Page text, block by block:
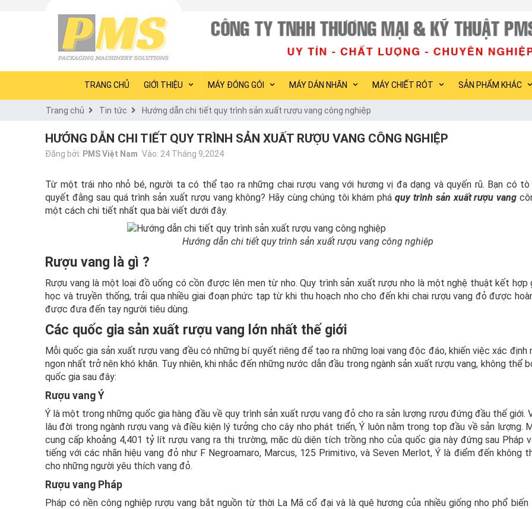
PMS
TRANG CHỦ GIỚI THIỆU MÁY ĐÓNG GÓI MÁY DÁN NHÃN MÁY CHIẾT RÓT SẢN PHẨM KHÁC
Trang chủ Tin tức Hướng dẫn chi tiết quy trình sản xuất rượu vang công nghiệp
HƯỚNG DẪN CHI TIẾT QUY TRÌNH SẢN XUẤT RƯỢU VANG CÔNG NGHIỆP
Đăng bởi: PMS Việt Nam Vào: 24 Tháng 9,2024
Từ một trái nho nhỏ bé, người ta có thể tạo ra những chai rượu vang với hương vị đa dạng và quyến rũ. Bạn có
quyết đằng sau quá trình sản xuất rượu vang không? Hãy cùng chúng tôi khám phá quy trình sản xuất rượu vang
một cách chi tiết nhất qua bài viết dưới đây.
Hướng dẫn chi tiết quy trình sản xuất rượu vang công nghiệp
Rượu vang là gì ?
Rượu vang là một loại đồ uống có cồn được lên men từ nho. Quy trình sản xuất rượu nho là một nghệ thuật kết hợp
học và truyền thống, trải qua nhiều giai đoạn phức tạp từ khi thu hoạch nho cho đến khi chai rượu vang đỏ được
được đưa đến tay người tiêu dùng.
Các quốc gia sản xuất rượu vang lớn nhất thế giới
Mỗi quốc gia sản xuất rượu vang đều có những bí quyết riêng để tạo ra những loại vang độc đáo, khiến việc xác định
ngon nhất trở nên khó khăn. Tuy nhiên, khi nhắc đến những nước dẫn đầu trong ngành sản xuất rượu vang, không thể
quốc gia sau đây:
Rượu vang Ý
Ý là một trong những quốc gia hàng đầu về quy trình sản xuất rượu vang đỏ cho ra sản lượng rượu đứng đầu thế giới.
lâu đời trong ngành rượu vang và điều kiện lý tưởng cho cây nho phát triển, Ý luôn nằm trong top đầu về sản lượng.
cung cấp khoảng 4,401 tỷ lít rượu vang ra thị trường, mặc dù diện tích trồng nho của quốc gia này đứng sau Pháp
tiếng với các nhãn hiệu vang đỏ như F Negroamaro, Marcus, 125 Primitivo, và Seven Merlot, Ý là điểm đến không
cho những người yêu thích vang đỏ.
Rượu vang Pháp
Pháp có nền công nghiệp rượu vang bắt nguồn từ thời La Mã cổ đại và là quê hương của nhiều giống nho phổ